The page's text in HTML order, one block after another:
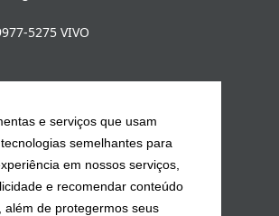
e serviços que usam
semelhantes para
em nossos serviços,
e recomendar conteúdo
além de protegermos seus
de Contato
de Imóveis - 5848J
5275 VIVO